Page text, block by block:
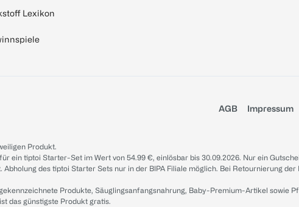
Lexikon
AGB Impressum
Produkt.
ein tiptoi Starter-Set im Wert von 54.99 €, einlösbar bis 30.09.2026. Nur ein
des tiptoi Starter Sets nur in der BIPA Filiale möglich. Bei Retournierung
Produkte, Säuglingsanfangsnahrung, Baby-Premium-Artikel sowie
das günstigste Produkt gratis.